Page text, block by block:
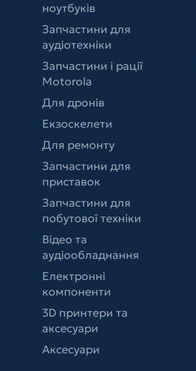
ноутбуків
Запчастини для
аудіотехніки
Запчастини і рації
Motorola
Для дронів
Екзоскелети
Для ремонту
Запчастини для
приставок
Запчастини для
побутової техніки
Відео та
аудіообладнання
Електронні
компоненти
3D принтери та
аксесуари
Аксесуари